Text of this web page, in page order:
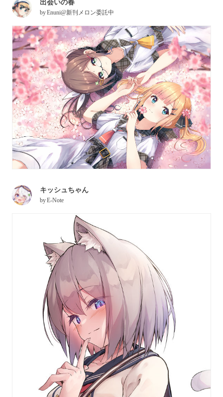
出会いの春
byEnuni@新刊メロン委託中
キッシュちゃん
byE-Note